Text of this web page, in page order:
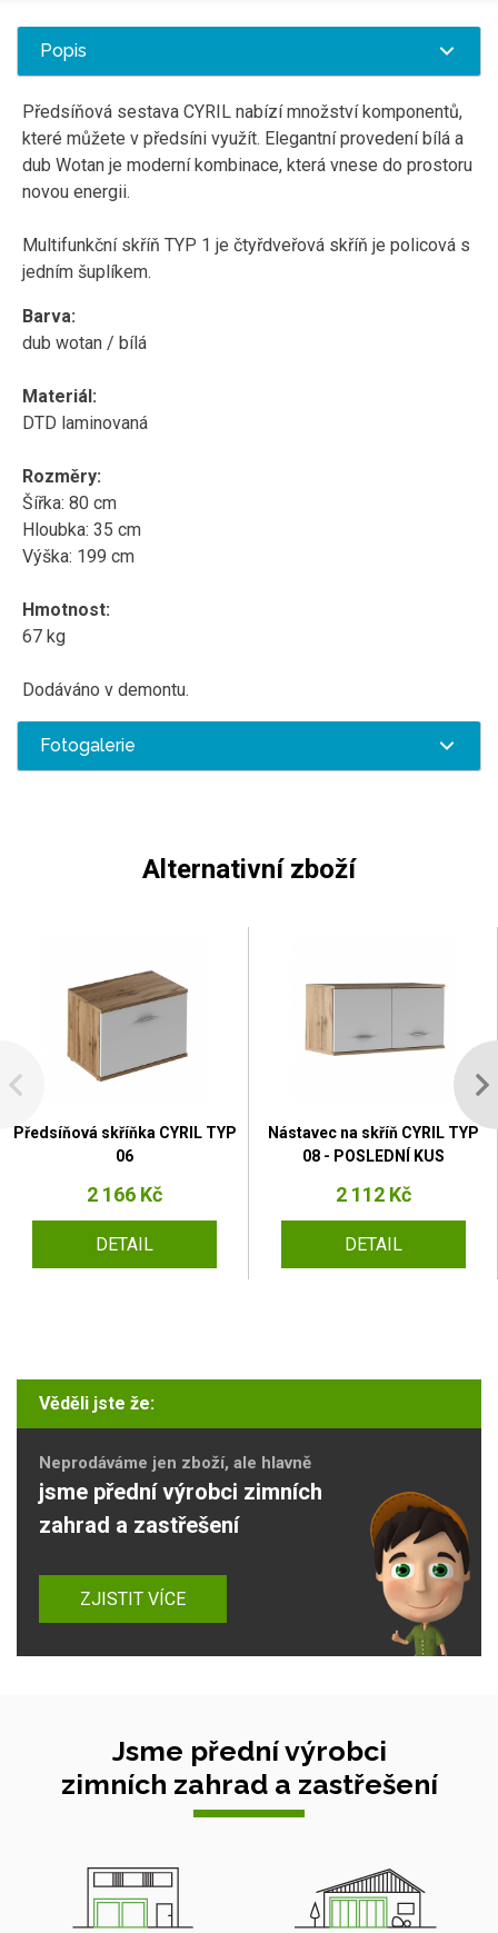
Popis
Předsíňová sestava CYRIL nabízí množství komponentů,
které můžete v předsíni využít. Elegantní provedení bílá a
dub Wotan je moderní kombinace, která vnese do prostoru
novou energii.
Multifunkční skříň TYP 1 je čtyřdveřová skříň je policová s
jedním šuplíkem.
Barva:
dub wotan / bílá
Materiál:
DTD laminovaná
Rozměry:
Šířka: 80 cm
Hloubka: 35 cm
Výška: 199 cm
Hmotnost:
67 kg
Dodáváno v demontu.
Fotogalerie
Alternativní zboží
Předsíňová skříňka CYRIL TYP
06
2 166 Kč
DETAIL
Nástavec na skříň CYRIL TYP
08 - POSLEDNÍ KUS
2 112 Kč
DETAIL
Věděli jste že:
Neprodáváme jen zboží, ale hlavně
jsme přední výrobci zimních
zahrad a zastřešení
ZJISTIT VÍCE
Jsme přední výrobci
zimních zahrad a zastřešení